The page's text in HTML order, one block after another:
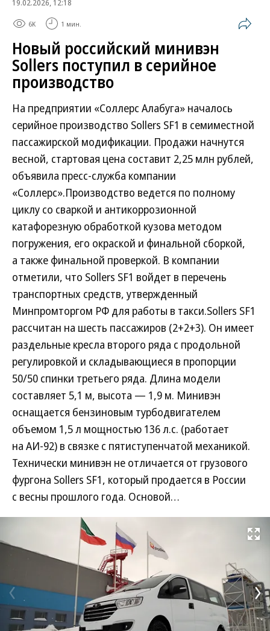
19.02.2026, 12:18
6K 1 мин.
Новый российский минивэн
Sollers поступил в серийное
производство
На предприятии «Соллерс Алабуга» началось
серийное производство Sollers SF1 в семиместной
пассажирской модификации. Продажи начнутся
весной, стартовая цена составит 2,25 млн рублей,
объявила пресс-служба компании
«Соллерс».Производство ведется по полному
циклу со сваркой и антикоррозионной
катафорезную обработкой кузова методом
погружения, его окраской и финальной сборкой,
а также финальной проверкой. В компании
отметили, что Sollers SF1 войдет в перечень
транспортных средств, утвержденный
Минпромторгом РФ для работы в такси.Sollers SF1
рассчитан на шесть пассажиров (2+2+3). Он имеет
раздельные кресла второго ряда с продольной
регулировкой и складывающиеся в пропорции
50/50 спинки третьего ряда. Длина модели
составляет 5,1 м, высота — 1,9 м. Минивэн
оснащается бензиновым турбодвигателем
объемом 1,5 л мощностью 136 л.с. (работает
на АИ-92) в связке с пятиступенчатой механикой.
Технически минивэн не отличается от грузового
фургона Sollers SF1, который продается в России
с весны прошлого года. Основой…
Развернуть